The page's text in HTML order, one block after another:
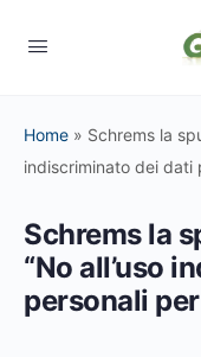
Home » Schrems la
indiscriminato dei dati
Schrems la
“No all’uso
personali